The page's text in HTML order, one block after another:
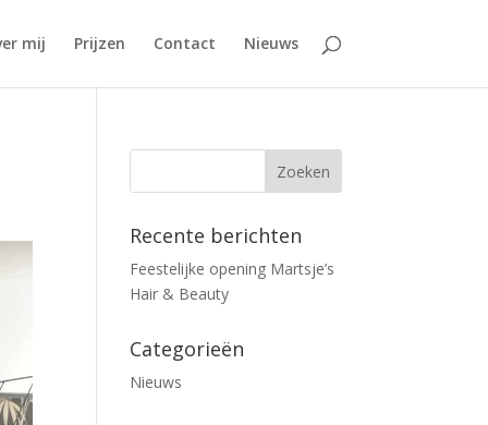
mij Prijzen Contact Nieuws
Recente berichten
Feestelijke opening Martsje’s
Hair & Beauty
Categorieën
Nieuws